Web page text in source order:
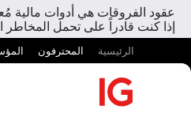
عقود الفروقات هي أدوات مالية
إذا كنت قادراً على تحمل المخاطر
الرئيسية المحترفون